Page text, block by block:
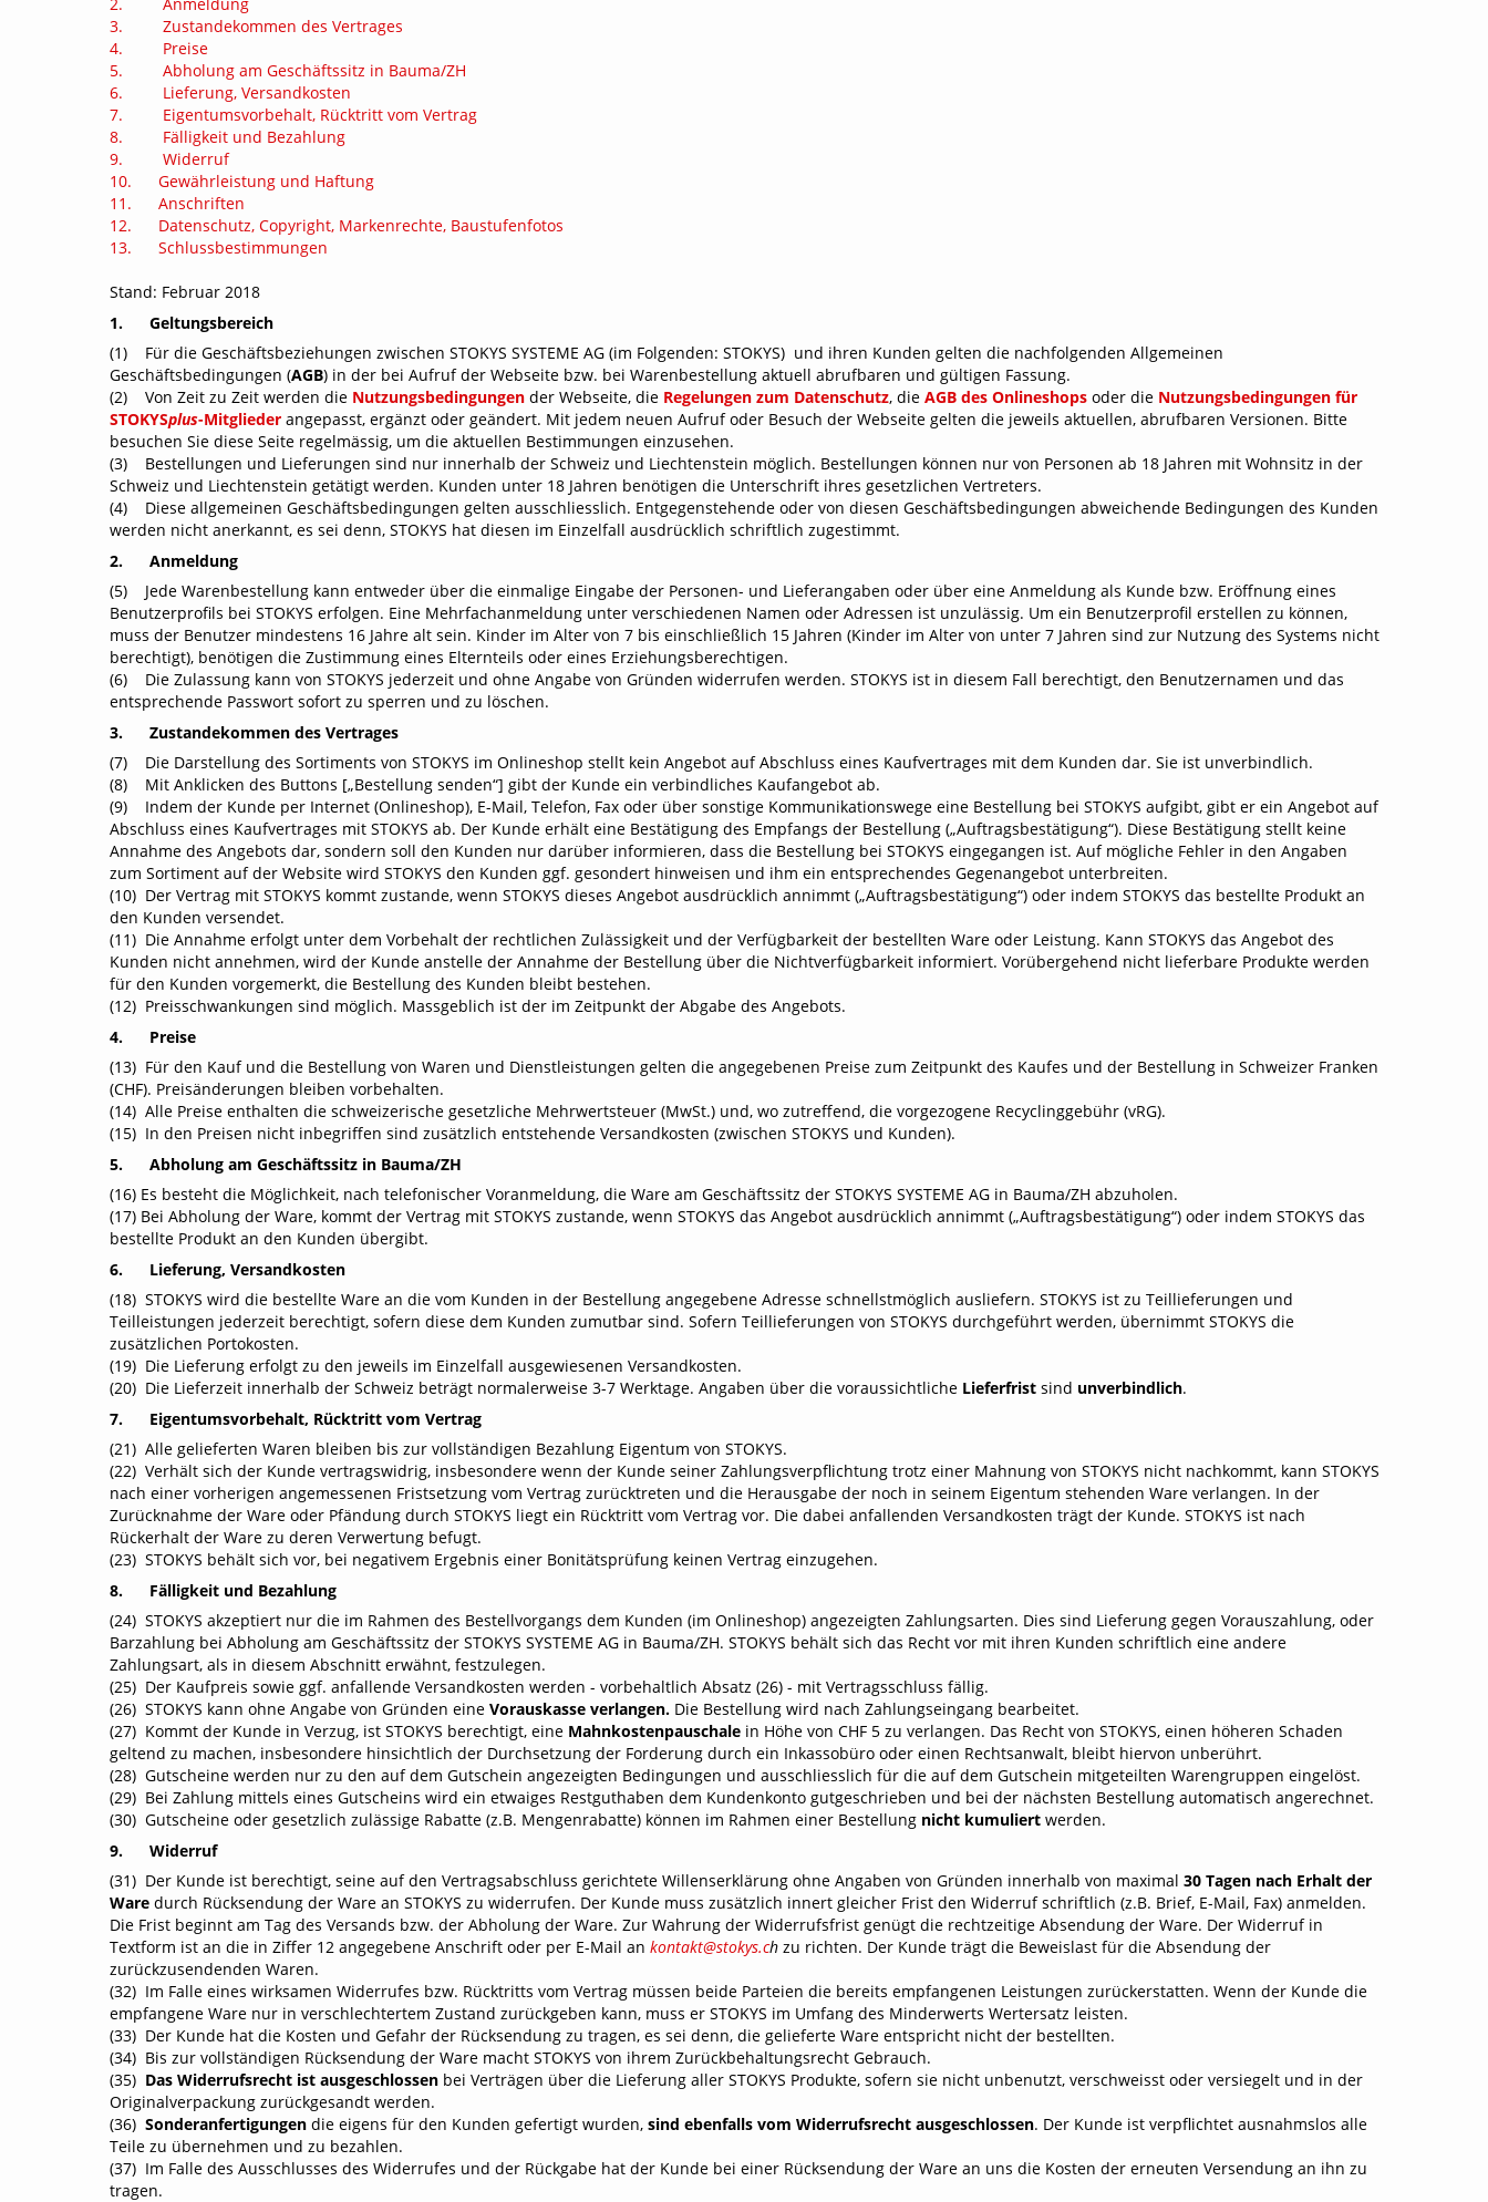
Brücke zwischen analog & digital
Getriebekästen
Mitgliedschaft
Ordnungssysteme
Grundkästen
Lehrmittelbaukästen &
Lernmodelle
Modellkästen Mini-Modelle
Modellbücher
3. Zustandekommen des Vertrages
4. Preise
5. Abholung am Geschäftssitz in Bauma/ZH
6. Lieferung, Versandkosten
7. Eigentumsvorbehalt, Rücktritt vom Vertrag
8. Fälligkeit und Bezahlung
9. Widerruf
10. Gewährleistung und Haftung
11. Anschriften
12. Datenschutz, Copyright, Markenrechte, Baustufenfotos
13. Schlussbestimmungen
Stand: Februar 2018
1. Geltungsbereich
(1) Für die Geschäftsbeziehungen zwischen STOKYS SYSTEME AG (im Folgenden: STOKYS) und ihren Kunden gelten die nachfolgenden Allgemeinen
Geschäftsbedingungen (AGB) in der bei Aufruf der Webseite bzw. bei Warenbestellung aktuell abrufbaren und gültigen Fassung.
(2) Von Zeit zu Zeit werden die Nutzungsbedingungender Webseite, die Regelungen zum Datenschutz, die AGB des Onlineshops oder die Nutzungsbedingungen für
STOKYSplus-Mitgliederangepasst, ergänzt oder geändert. Mit jedem neuen Aufruf oder Besuch der Webseite gelten die jeweils aktuellen, abrufbaren Versionen. Bitte
besuchen Sie diese Seite regelmässig, um die aktuellen Bestimmungen einzusehen.
(3) Bestellungen und Lieferungen sind nur innerhalb der Schweiz und Liechtenstein möglich. Bestellungen können nur von Personen ab 18 Jahren mit Wohnsitz in der
Schweiz und Liechtenstein getätigt werden. Kunden unter 18 Jahren benötigen die Unterschrift ihres gesetzlichen Vertreters.
(4) Diese allgemeinen Geschäftsbedingungen gelten ausschliesslich. Entgegenstehende oder von diesen Geschäftsbedingungen abweichende Bedingungen des Kunden
werden nicht anerkannt, es sei denn, STOKYS hat diesen im Einzelfall ausdrücklich schriftlich zugestimmt.
2. Anmeldung
(5) Jede Warenbestellung kann entweder über die einmalige Eingabe der Personen- und Lieferangaben oder über eine Anmeldung als Kunde bzw. Eröffnung eines
Benutzerprofils bei STOKYS erfolgen. Eine Mehrfachanmeldung unter verschiedenen Namen oder Adressen ist unzulässig. Um ein Benutzerprofil erstellen zu können,
muss der Benutzer mindestens 16 Jahre alt sein. Kinder im Alter von 7 bis einschließlich 15 Jahren (Kinder im Alter von unter 7 Jahren sind zur Nutzung des Systems nicht
berechtigt), benötigen die Zustimmung eines Elternteils oder eines Erziehungsberechtigen.
(6) Die Zulassung kann von STOKYS jederzeit und ohne Angabe von Gründen widerrufen werden. STOKYS ist in diesem Fall berechtigt, den Benutzernamen und das
entsprechende Passwort sofort zu sperren und zu löschen.
3. Zustandekommen des Vertrages
(7) Die Darstellung des Sortiments von STOKYS im Onlineshop stellt kein Angebot auf Abschluss eines Kaufvertrages mit dem Kunden dar. Sie ist unverbindlich.
(8) Mit Anklicken des Buttons [„Bestellung senden“] gibt der Kunde ein verbindliches Kaufangebot ab.
(9) Indem der Kunde per Internet (Onlineshop), E-Mail, Telefon, Fax oder über sonstige Kommunikationswege eine Bestellung bei STOKYS aufgibt, gibt er ein Angebot auf
Abschluss eines Kaufvertrages mit STOKYS ab. Der Kunde erhält eine Bestätigung des Empfangs der Bestellung („Auftragsbestätigung“). Diese Bestätigung stellt keine
Annahme des Angebots dar, sondern soll den Kunden nur darüber informieren, dass die Bestellung bei STOKYS eingegangen ist. Auf mögliche Fehler in den Angaben
zum Sortiment auf der Website wird STOKYS den Kunden ggf. gesondert hinweisen und ihm ein entsprechendes Gegenangebot unterbreiten.
(10) Der Vertrag mit STOKYS kommt zustande, wenn STOKYS dieses Angebot ausdrücklich annimmt („Auftragsbestätigung“) oder indem STOKYS das bestellte Produkt an
den Kunden versendet.
(11) Die Annahme erfolgt unter dem Vorbehalt der rechtlichen Zulässigkeit und der Verfügbarkeit der bestellten Ware oder Leistung. Kann STOKYS das Angebot des
Kunden nicht annehmen, wird der Kunde anstelle der Annahme der Bestellung über die Nichtverfügbarkeit informiert. Vorübergehend nicht lieferbare Produkte werden
für den Kunden vorgemerkt, die Bestellung des Kunden bleibt bestehen.
(12) Preisschwankungen sind möglich. Massgeblich ist der im Zeitpunkt der Abgabe des Angebots.
4. Preise
(13) Für den Kauf und die Bestellung von Waren und Dienstleistungen gelten die angegebenen Preise zum Zeitpunkt des Kaufes und der Bestellung in Schweizer Franken
(CHF). Preisänderungen bleiben vorbehalten.
(14) Alle Preise enthalten die schweizerische gesetzliche Mehrwertsteuer (MwSt.) und, wo zutreffend, die vorgezogene Recyclinggebühr (vRG).
(15) In den Preisen nicht inbegriffen sind zusätzlich entstehende Versandkosten (zwischen STOKYS und Kunden).
5. Abholung am Geschäftssitz in Bauma/ZH
(16) Es besteht die Möglichkeit, nach telefonischer Voranmeldung, die Ware am Geschäftssitz der STOKYS SYSTEME AG in Bauma/ZH abzuholen.
(17) Bei Abholung der Ware, kommt der Vertrag mit STOKYS zustande, wenn STOKYS das Angebot ausdrücklich annimmt („Auftragsbestätigung“) oder indem STOKYS das
bestellte Produkt an den Kunden übergibt.
6. Lieferung, Versandkosten
(18) STOKYS wird die bestellte Ware an die vom Kunden in der Bestellung angegebene Adresse schnellstmöglich ausliefern. STOKYS ist zu Teillieferungen und
Teilleistungen jederzeit berechtigt, sofern diese dem Kunden zumutbar sind. Sofern Teillieferungen von STOKYS durchgeführt werden, übernimmt STOKYS die
zusätzlichen Portokosten.
(19) Die Lieferung erfolgt zu den jeweils im Einzelfall ausgewiesenen Versandkosten.
(20) Die Lieferzeit innerhalb der Schweiz beträgt normalerweise 3-7 Werktage. Angaben über die voraussichtliche Lieferfristsind unverbindlich.
7. Eigentumsvorbehalt, Rücktritt vom Vertrag
(21) Alle gelieferten Waren bleiben bis zur vollständigen Bezahlung Eigentum von STOKYS.
(22) Verhält sich der Kunde vertragswidrig, insbesondere wenn der Kunde seiner Zahlungsverpflichtung trotz einer Mahnung von STOKYS nicht nachkommt, kann STOKYS
nach einer vorherigen angemessenen Fristsetzung vom Vertrag zurücktreten und die Herausgabe der noch in seinem Eigentum stehenden Ware verlangen. In der
Zurücknahme der Ware oder Pfändung durch STOKYS liegt ein Rücktritt vom Vertrag vor. Die dabei anfallenden Versandkosten trägt der Kunde. STOKYS ist nach
Rückerhalt der Ware zu deren Verwertung befugt.
(23) STOKYS behält sich vor, bei negativem Ergebnis einer Bonitätsprüfung keinen Vertrag einzugehen.
8. Fälligkeit und Bezahlung
(24) STOKYS akzeptiert nur die im Rahmen des Bestellvorgangs dem Kunden (im Onlineshop) angezeigten Zahlungsarten. Dies sind Lieferung gegen Vorauszahlung, oder
Barzahlung bei Abholung am Geschäftssitz der STOKYS SYSTEME AG in Bauma/ZH. STOKYS behält sich das Recht vor mit ihren Kunden schriftlich eine andere
Zahlungsart, als in diesem Abschnitt erwähnt, festzulegen.
(25) Der Kaufpreis sowie ggf. anfallende Versandkosten werden - vorbehaltlich Absatz (26) - mit Vertragsschluss fällig.
(26) STOKYS kann ohne Angabe von Gründen eine Vorauskasse verlangen.Die Bestellung wird nach Zahlungseingang bearbeitet.
(27) Kommt der Kunde in Verzug, ist STOKYS berechtigt, eine Mahnkostenpauschale in Höhe von CHF 5 zu verlangen. Das Recht von STOKYS, einen höheren Schaden
geltend zu machen, insbesondere hinsichtlich der Durchsetzung der Forderung durch ein Inkassobüro oder einen Rechtsanwalt, bleibt hiervon unberührt.
(28) Gutscheine werden nur zu den auf dem Gutschein angezeigten Bedingungen und ausschliesslich für die auf dem Gutschein mitgeteilten Warengruppen eingelöst.
(29) Bei Zahlung mittels eines Gutscheins wird ein etwaiges Restguthaben dem Kundenkonto gutgeschrieben und bei der nächsten Bestellung automatisch angerechnet.
(30) Gutscheine oder gesetzlich zulässige Rabatte (z.B. Mengenrabatte) können im Rahmen einer Bestellung nicht kumuliert werden.
9. Widerruf
(31) Der Kunde ist berechtigt, seine auf den Vertragsabschluss gerichtete Willenserklärung ohne Angaben von Gründen innerhalb von maximal 30 Tagen nach Erhalt der
Ware durch Rücksendung der Ware an STOKYS zu widerrufen. Der Kunde muss zusätzlich innert gleicher Frist den Widerruf schriftlich (z.B. Brief, E-Mail, Fax) anmelden.
Die Frist beginnt am Tag des Versands bzw. der Abholung der Ware. Zur Wahrung der Widerrufsfrist genügt die rechtzeitige Absendung der Ware. Der Widerruf in
Textform ist an die in Ziffer 12 angegebene Anschrift oder per E-Mail an kontakt@stokys.chzu richten. Der Kunde trägt die Beweislast für die Absendung der
zurückzusendenden Waren.
(32) Im Falle eines wirksamen Widerrufes bzw. Rücktritts vom Vertrag müssen beide Parteien die bereits empfangenen Leistungen zurückerstatten. Wenn der Kunde die
empfangene Ware nur in verschlechtertem Zustand zurückgeben kann, muss er STOKYS im Umfang des Minderwerts Wertersatz leisten.
(33) Der Kunde hat die Kosten und Gefahr der Rücksendung zu tragen, es sei denn, die gelieferte Ware entspricht nicht der bestellten.
(34) Bis zur vollständigen Rücksendung der Ware macht STOKYS von ihrem Zurückbehaltungsrecht Gebrauch.
(35) Das Widerrufsrecht ist ausgeschlossen bei Verträgen über die Lieferung aller STOKYS Produkte, sofern sie nicht unbenutzt, verschweisst oder versiegelt und in der
Originalverpackung zurückgesandt werden.
(36) Sonderanfertigungendie eigens für den Kunden gefertigt wurden,sind ebenfalls vom Widerrufsrecht ausgeschlossen. Der Kunde ist verpflichtet ausnahmslos alle
Teile zu übernehmen und zu bezahlen.
(37) Im Falle des Ausschlusses des Widerrufes und der Rückgabe hat der Kunde bei einer Rücksendung der Ware an uns die Kosten der erneuten Versendung an ihn zu
tragen.